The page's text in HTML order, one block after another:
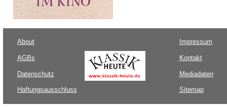
About
AGBs
Datenschutz
Haftungsausschluss
Impressum
Kontakt
Mediadaten
Sitemap